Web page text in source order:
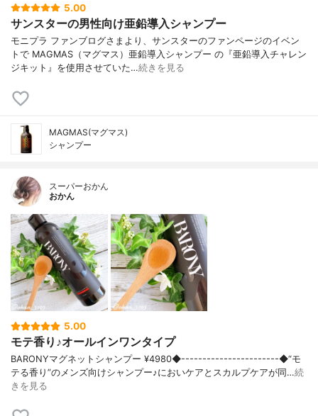
5.00
サンスターの男性向け亜鉛導入シャンプー
モニプラ ファンブログさまより、サンスターのファンページのイベン
トで MAGMAS（マグマス）亜鉛導入シャンプー の『亜鉛導入チャレン
ジキット』を使用させていた…続きを見る
MAGMAS(マグマス)
シャンプー
スーパーおかん
おかん
5.00
モテ香り♪オールインワンタイプ
BARONYマグネットシャンプー ¥4980◆-----------------------◆“モ
テる香り”のメンズ向けシャンプー♪においケアとスカルプケアが同…続
きを見る